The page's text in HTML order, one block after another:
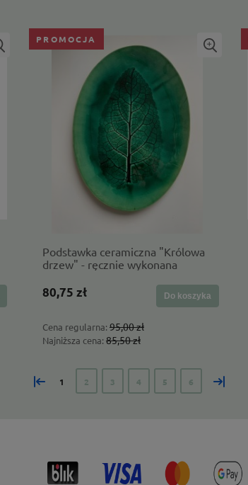
Podstawka ceramiczna "Królowa
drzew" - ręcznie wykonana
80,75 zł
Cena regularna: 95,00 zł
Najniższa cena: 85,50 zł
Do koszyka
PROMOCJA
« 1 2 3 4 5 6 »